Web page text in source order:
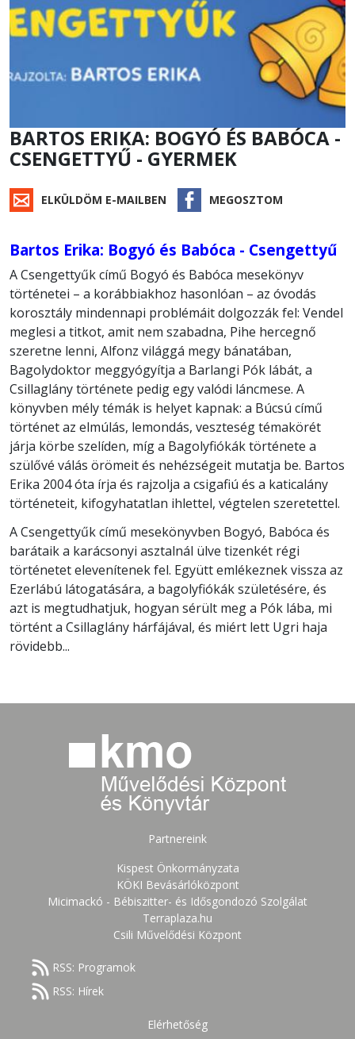
BARTOS ERIKA: BOGYÓ ÉS BABÓCA -
CSENGETTYŰ - GYERMEK
ELKÜLDÖM E-MAILBEN MEGOSZTOM
Bartos Erika: Bogyó és Babóca - Csengettyű
A Csengettyűk című Bogyó és Babóca mesekönyv
történetei – a korábbiakhoz hasonlóan – az óvodás
korosztály mindennapi problémáit dolgozzák fel: Vendel
meglesi a titkot, amit nem szabadna, Pihe hercegnő
szeretne lenni, Alfonz világgá megy bánatában,
Bagolydoktor meggyógyítja a Barlangi Pók lábát, a
Csillaglány története pedig egy valódi láncmese. A
könyvben mély témák is helyet kapnak: a Búcsú című
történet az elmúlás, lemondás, veszteség témakörét
járja körbe szelíden, míg a Bagolyfiókák története a
szülővé válás örömeit és nehézségeit mutatja be. Bartos
Erika 2004 óta írja és rajzolja a csigafiú és a katicalány
történeteit, kifogyhatatlan ihlettel, végtelen szeretettel.
A Csengettyűk című mesekönyvben Bogyó, Babóca és
barátaik a karácsonyi asztalnál ülve tizenkét régi
történetet elevenítenek fel. Együtt emlékeznek vissza az
Ezerlábú látogatására, a bagolyfiókák születésére, és
azt is megtudhatjuk, hogyan sérült meg a Pók lába, mi
történt a Csillaglány hárfájával, és miért lett Ugri haja
rövidebb...
Partnereink
Kispest Önkormányzata
KÖKI Bevásárlóközpont
Micimackó - Bébiszitter- és Idősgondozó Szolgálat
Terraplaza.hu
Csili Művelődési Központ
RSS: Programok
RSS: Hírek
Elérhetőség